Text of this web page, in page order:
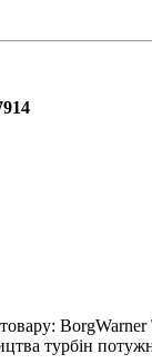
BorgWarner
турбін